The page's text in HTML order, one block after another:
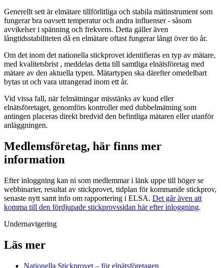
Generellt sett är elmätare tillförlitliga och stabila mätinstrument som
fungerar bra oavsett temperatur och andra influenser - såsom
avvikelser i spänning och frekvens. Detta gäller även
långtidsstabiliteten då en elmätare oftast fungerar långt över tio år.
Om det inom det nationella stickprovet identifieras en typ av mätare,
med kvalitetsbrist , meddelas detta till samtliga elnätsföretag med
mätare av den aktuella typen. Mätartypen ska därefter omedelbart
bytas ut och vara utrangerad inom ett år.
Vid vissa fall, när felmätningar misstänks av kund eller
elnätsföretaget, genomförs kontroller med dubbelmätning som
antingen placeras direkt bredvid den befintliga mätaren eller utanför
anläggningen.
Medlemsföretag, här finns mer
information
Efter inloggning kan ni som medlemmar i länk uppe till höger se
webbinarier, resultat av stickprovet, tidplan för kommande stickprov,
senaste nytt samt info om rapportering i ELSA. Det går även att
komma till den fördjupade stickprovssidan här efter inloggning.
Undernavigering
Läs mer
Nationella Stickprovet – för elnätsföretagen